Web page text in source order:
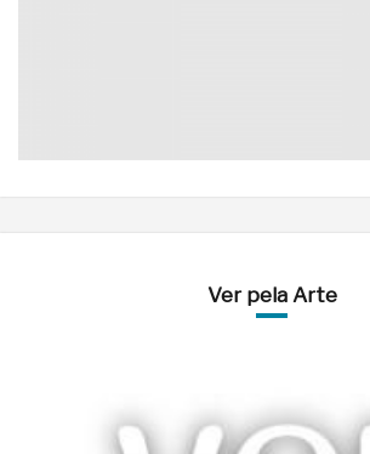
Ver pela Arte